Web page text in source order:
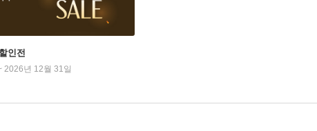
인전
2026년 12월 31일